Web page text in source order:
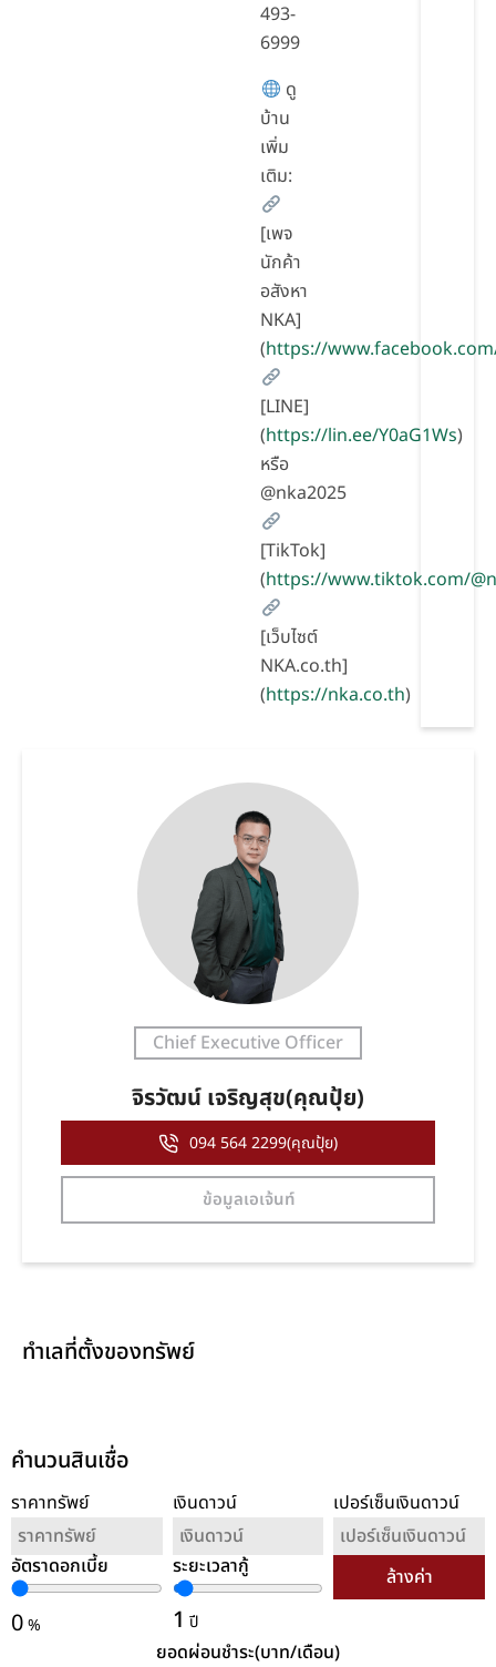
493-
6999
ดู
บ้าน
เพิ่ม
เติม:
[เพจ
นักค้า
อสังหา
NKA]
(https://
[LINE]
(https://lin.ee/Y0aG1Ws)
หรือ
@nka2025
[TikTok]
(https://www.tiktok.com/
[เว็บไซต์
NKA.co.th]
(https://nka.co.th)
Chief Executive Officer
จิรวัฒน์ เจริญสุข(คุณปุ้ย)
094 564 2299(คุณปุ้ย)
ข้อมูลเอเจ้นท์
ทำเลที่ตั้งของทรัพย์
คำนวนสินเชื่อ
ราคาทรัพย์ เงินดาวน์ เปอร์เซ็นเงินดาวน์
อัตราดอกเบี้ย
0%
ระยะเวลากู้
1 ปี
ล้างค่า
ยอดผ่อนชำระ(บาท/เดือน)